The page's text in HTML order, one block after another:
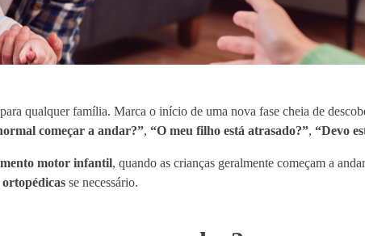
qualquer família. Marca o início de uma nova fase cheia de
começar a andar?”, “O meu filho está atrasado?”, “Devo
motor infantil, quando as crianças geralmente começam a
ortopédicas se necessário.